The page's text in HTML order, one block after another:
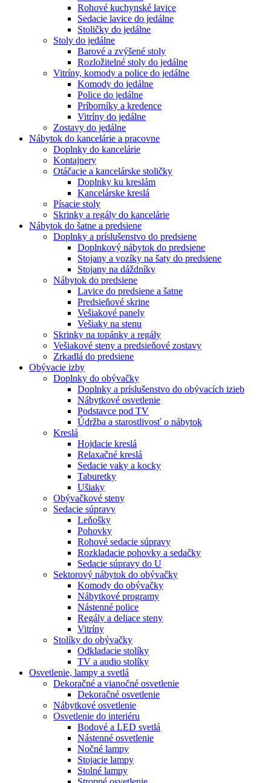
Rohové kuchynské lavice
Sedacie lavice do jedálne
Stoličky do jedálne
Stoly do jedálne
Barové a zvýšené stoly
Rozložitelné stoly do jedálne
Vitríny, komody a police do jedálne
Komody do jedálne
Police do jedálne
Príborníky a kredence
Vitríny do jedálne
Zostavy do jedálne
Nábytok do kancelárie a pracovne
Doplnky do kancelárie
Kontajnery
Otáčacie a kancelárske stoličky
Doplnky ku kreslám
Kancelárske kreslá
Písacie stoly
Skrinky a regály do kancelárie
Nábytok do šatne a predsiene
Doplnky a príslušenstvo do predsiene
Doplnkový nábytok do predsiene
Stojany a vozíky na šaty do predsiene
Stojany na dáždníky
Nábytok do predsiene
Lavice do predsiene a šatne
Predsieňové skrine
Vešiakové panely
Vešiaky na stenu
Skrinky na topánky a regály
Vešiakové steny a predsieňové zostavy
Zrkadlá do predsiene
Obývacie izby
Doplnky do obývačky
Doplnky a príslušenstvo do obývacích izieb
Nábytkové osvetlenie
Podstavce pod TV
Údržba a starostlivosť o nábytok
Kreslá
Hojdacie kreslá
Relaxačné kreslá
Sedacie vaky a kocky
Taburetky
Ušiaky
Obývačkové steny
Sedacie súpravy
Leňošky
Pohovky
Rohové sedacie súpravy
Rozkladacie pohovky a sedačky
Sedacie súpravy do U
Sektorový nábytok do obývačky
Komody do obývačky
Nábytkové programy
Nástenné police
Regály a deliace steny
Vitríny
Stolíky do obývačky
Odkladacie stolíky
TV a audio stolíky
Osvetlenie, lampy a svetlá
Dekoračné a vianočné osvetlenie
Dekoračné osvetlenie
Nábytkové osvetlenie
Osvetlenie do interiéru
Bodové a LED svetlá
Nástenné osvetlenie
Nočné lampy
Stojacie lampy
Stolné lampy